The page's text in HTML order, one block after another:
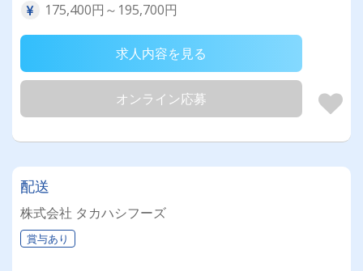
175,400円～195,700円
求人内容を見る
オンライン応募
配送
株式会社 タカハシフーズ
賞与あり